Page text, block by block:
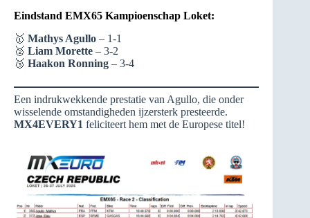
Eindstand EMX65 Kampioenschap Loket:
🥇 Mathys Agullo – 1-1
🥈 Liam Morette – 3-2
🥉 Haakon Ronning – 3-4
Een indrukwekkende prestatie van Agullo, die onder
wisselende omstandigheden ijzersterk presteerde.
MX4EVERY1 feliciteert hem met de Europese titel!